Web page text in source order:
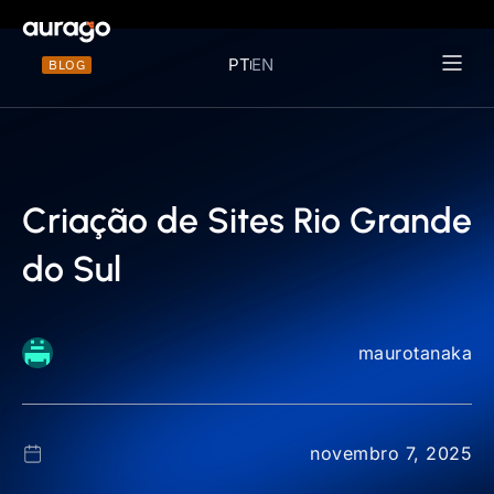
BLOG PTEN
Criação de Sites Rio Grande
do Sul
maurotanaka
novembro 7, 2025